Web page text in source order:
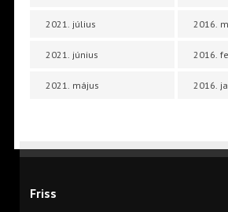
2021. július
2021. június
2021. május
2016.
2016.
2016.
Friss